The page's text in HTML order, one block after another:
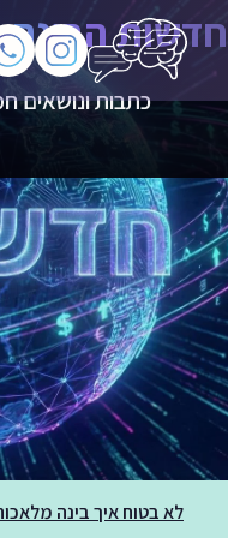
חדשות
כתבות ונושאים
לא בטוח איך בינה